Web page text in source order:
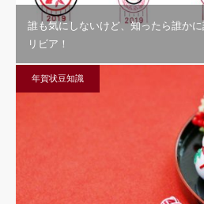
誰も気にしないけど、知ったら誰か
リビア！
年賀状豆知識